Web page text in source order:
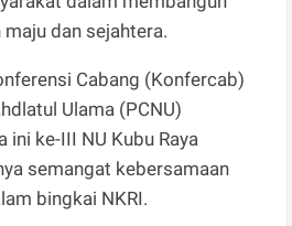
maju dan sejahtera.
Cabang (Konfercab)
Ulama (PCNU)
ini ke-III NU Kubu Raya
semangat kebersamaan
bingkai NKRI.